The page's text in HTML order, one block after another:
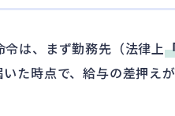
は、まず勤務先（法律上
た時点で、給与の差押え